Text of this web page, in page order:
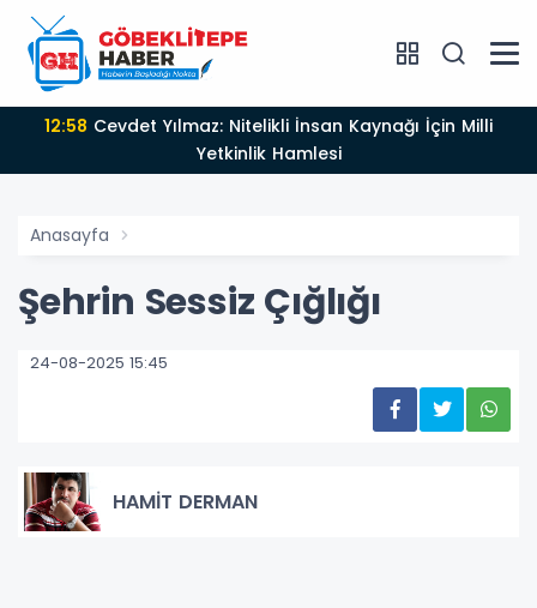
12:58
Yetkinlik Hamlesi
Anasayfa
Şehrin Sessiz Çığlığı
24-08-2025 15:45
HAMİT DERMAN